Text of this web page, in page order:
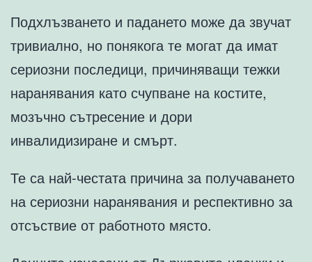
Подхлъзването и падането може да звучат
тривиално, но понякога те могат да имат
сериозни последици, причиняващи тежки
наранявания като счупване на костите,
мозъчно сътресение и дори
инвалидизиране и смърт.
Те са най-честата причина за получаването
на сериозни наранявания и респективно за
отсъствие от работното място.